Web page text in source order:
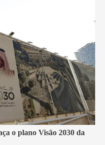
o plano Visão 2030 da